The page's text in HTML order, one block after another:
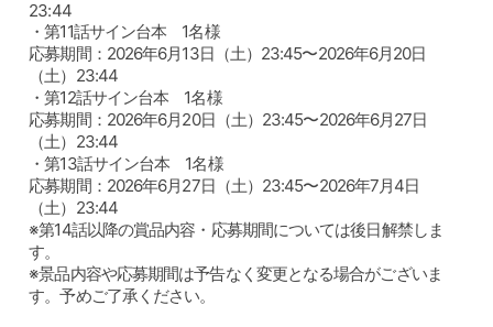
23:44
・第11話サイン台本 1名様
応募期間：2026年6月13日（土）23:45〜2026年6月20日
（土）23:44
・第12話サイン台本 1名様
応募期間：2026年6月20日（土）23:45〜2026年6月27日
（土）23:44
・第13話サイン台本 1名様
応募期間：2026年6月27日（土）23:45〜2026年7月4日
（土）23:44
※第14話以降の賞品内容・応募期間については後日解禁しま
す。
※景品内容や応募期間は予告なく変更となる場合がございま
す。予めご了承ください。